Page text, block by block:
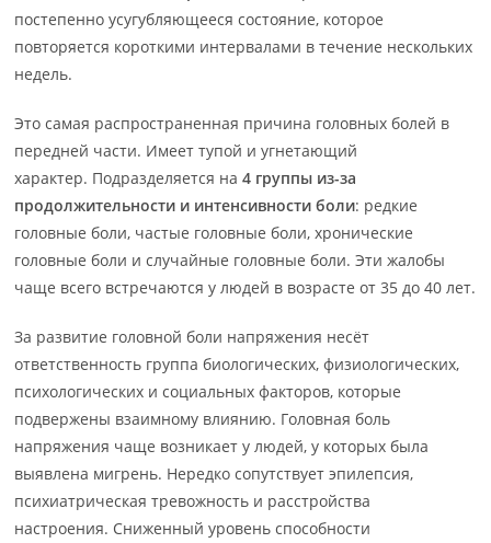
постепенно усугубляющееся состояние, которое
повторяется короткими интервалами в течение нескольких
недель.
Это самая распространенная причина головных болей в
передней части. Имеет тупой и угнетающий
характер. Подразделяется на4 группы из-за
продолжительности и интенсивности боли: редкие
головные боли, частые головные боли, хронические
головные боли и случайные головные боли. Эти жалобы
чаще всего встречаются у людей в возрасте от 35 до 40 лет.
За развитие головной боли напряжения несёт
ответственность группа биологических, физиологических,
психологических и социальных факторов, которые
подвержены взаимному влиянию. Головная боль
напряжения чаще возникает у людей, у которых была
выявлена мигрень. Нередко сопутствует эпилепсия,
психиатрическая тревожность и расстройства
настроения. Сниженный уровень способности